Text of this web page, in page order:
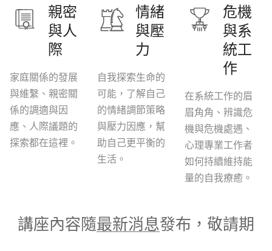
親密
與人
際
家庭關係的發展
與維繫、親密關
係的調適與因
應、人際議題的
探索都在這裡。
情緒
與壓
力
自我探索生命的
可能，了解自己
的情緒調節策略
與壓力因應，幫
助自己更平衡的
生活。
危機
與系
統工
作
在系統工作的眉
眉角角、辨識危
機與危機處遇、
心理專業工作者
如何持續維持能
量的自我療癒。
講座內容隨最新消息發布，敬請期